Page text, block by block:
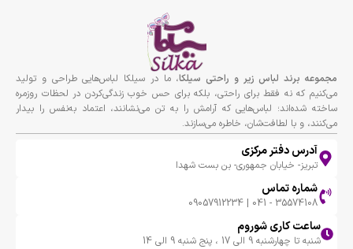
مجموعه برند لباس زير و راحتى سيلكا، ما در سیلکا لباس‌هایی طراحی و تولید
می‌کنیم که نه فقط برای راحتی، بلکه برای حس خوب زندگی‌کردن در لحظات روزمره
ساخته شده‌اند؛ لباس‌هایی که آرامش را به تن می‌نشانند، اعتماد به‌نفس را بیدار
می‌کنند، و با لطافت‌شان، خاطره می‌سازند.
آدرس دفتر مرکزی
تبریز- خیابان جمهوری- بن بست شهدا
شماره تماس
35574108 - 041 | 09057912234
ساعت کاری شوروم
شنبه تا چهارشنبه 9 الی 17 ، پنج شنبه 9 الی 14